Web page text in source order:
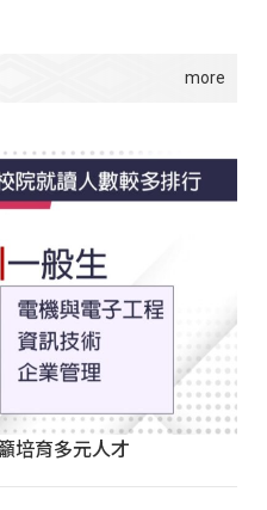
培育多元人才